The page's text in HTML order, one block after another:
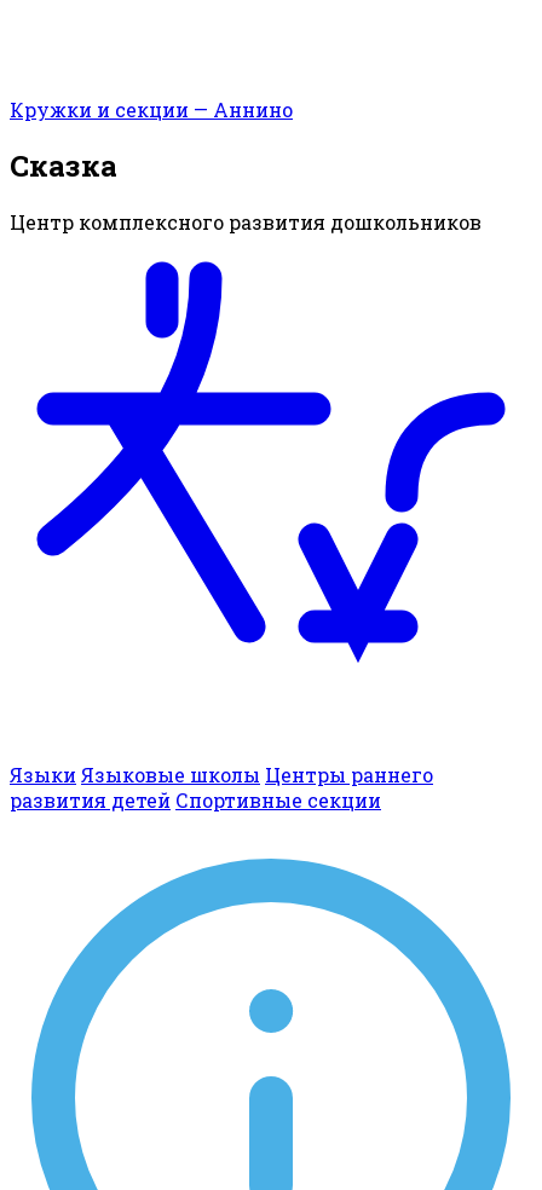
Кружки и секции — Аннино
Сказка
Центр комплексного развития дошкольников
Языки Языковые школы Центры раннего
развития детей Спортивные секции